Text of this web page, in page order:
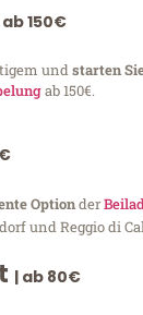
ab 150€
undstarten
ab 150€.
Optionder
und Reggio di
| ab 80€